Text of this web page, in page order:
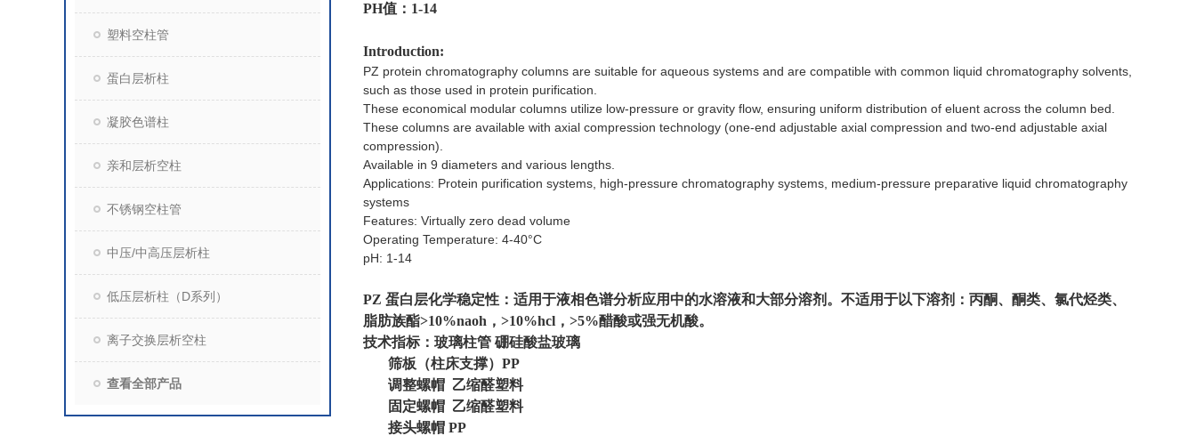
塑料空柱管
蛋白层析柱
凝胶色谱柱
亲和层析空柱
不锈钢空柱管
中压/中高压层析柱
低压层析柱（D系列）
离子交换层析空柱
查看全部产品
PH值：1-14
Introduction:
PZ protein chromatography columns are suitable for aqueous systems and are compatible with common liquid chromatography solvents,
such as those used in protein purification.
These economical modular columns utilize low-pressure or gravity flow, ensuring uniform distribution of eluent across the column bed.
These columns are available with axial compression technology (one-end adjustable axial compression and two-end adjustable axial
compression).
Available in 9 diameters and various lengths.
Applications: Protein purification systems, high-pressure chromatography systems, medium-pressure preparative liquid chromatography
systems
Features: Virtually zero dead volume
Operating Temperature: 4-40°C
pH: 1-14
PZ 蛋白层化学稳定性：适用于液相色谱分析应用中的水溶液和大部分溶剂。不适用于以下溶剂：丙酮、酮类、氯代烃类、
脂肪族酯>10%naoh，>10%hcl，>5%醋酸或强无机酸。
技术指标：玻璃柱管 硼硅酸盐玻璃
筛板（柱床支撑）PP
调整螺帽 乙缩醛塑料
固定螺帽 乙缩醛塑料
接头螺帽 PP